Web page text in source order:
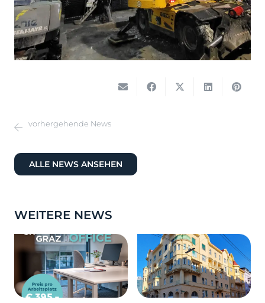
vorhergehende News
ALLE NEWS ANSEHEN
WEITERE NEWS